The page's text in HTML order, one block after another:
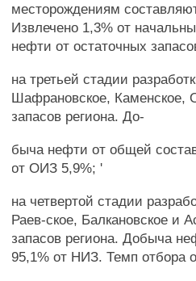
месторождениям
Извлечено 1,3% от
нефти от остаточных
на третьей стадии
Шафрановское, Каменское,
запасов региона. До-
быча нефти от общей
от ОИЗ 5,9%; '
на четвертой стадии
Раев-ское, Балкановское и
запасов региона. Добыча
95,1% от НИЗ. Темп отбора